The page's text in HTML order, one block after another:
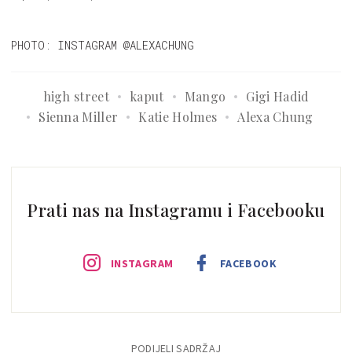
PHOTO: INSTAGRAM @ALEXACHUNG
high street kaput Mango
Gigi Hadid
Sienna Miller
Katie Holmes Alexa Chung
Prati nas na Instagramu i Facebooku
INSTAGRAM FACEBOOK
PODIJELI SADRŽAJ